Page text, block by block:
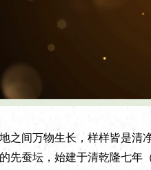
间万物生长，样样皆是清净
先蚕坛，始建于清乾隆七年